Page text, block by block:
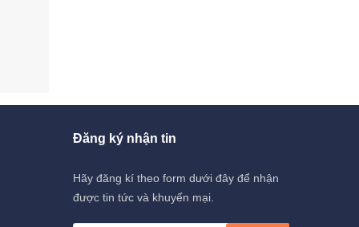
Đăng ký nhận tin
Hãy đăng kí theo form dưới đây để nhận
được tin tức và khuyến mại.